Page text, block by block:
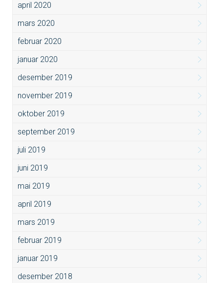
april 2020
mars 2020
februar 2020
januar 2020
desember 2019
november 2019
oktober 2019
september 2019
juli 2019
juni 2019
mai 2019
april 2019
mars 2019
februar 2019
januar 2019
desember 2018